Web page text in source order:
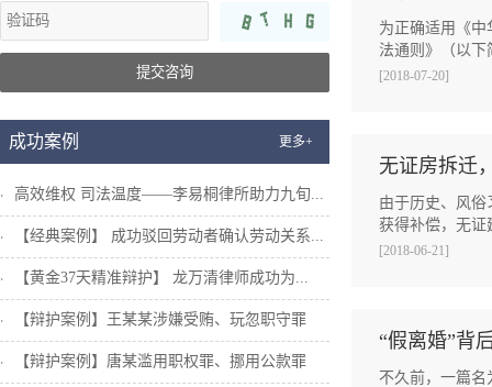
提交咨询
成功案例 更多+
高效维权 司法温度——李易桐律所助力九旬...
【经典案例】 成功驳回劳动者确认劳动关系...
【黄金37天精准辩护】 龙万清律师成功为...
【辩护案例】王某某涉嫌受贿、玩忽职守罪
【辩护案例】唐某滥用职权罪、挪用公款罪
为正确适用《
法通则》（以
[2018-07-20]
无证房拆迁
由于历史、风
获得补偿，无
[2018-06-21]
“假离婚”背
不久前，一篇名